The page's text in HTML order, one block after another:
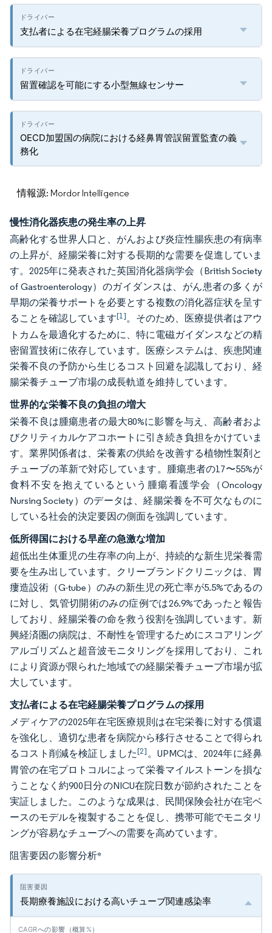
支払者による在宅経腸栄養プログラムの採用
留置確認を可能にする小型無線センサー
OECD加盟国の病院における経鼻胃管誤留置監査の義
務化
情報源: Mordor Intelligence
慢性消化器疾患の発生率の上昇
高齢化する世界人口と、がんおよび炎症性腸疾患の有病率
の上昇が、経腸栄養に対する長期的な需要を促進していま
す。2025年に発表された英国消化器病学会（British Society
of Gastroenterology）のガイダンスは、がん患者の多くが
早期の栄養サポートを必要とする複数の消化器症状を呈す
ることを確認しています[1]。そのため、医療提供者はアウ
トカムを最適化するために、特に電磁ガイダンスなどの精
密留置技術に依存しています。医療システムは、疾患関連
栄養不良の予防から生じるコスト回避を認識しており、経
腸栄養チューブ市場の成長軌道を維持しています。
世界的な栄養不良の負担の増大
栄養不良は腫瘍患者の最大80%に影響を与え、高齢者およ
びクリティカルケアコホートに引き続き負担をかけていま
す。業界関係者は、栄養素の供給を改善する植物性製剤と
チューブの革新で対応しています。腫瘍患者の17〜55%が
食料不安を抱えているという腫瘍看護学会（Oncology
Nursing Society）のデータは、経腸栄養を不可欠なものに
している社会的決定要因の側面を強調しています。
低所得国における早産の急激な増加
超低出生体重児の生存率の向上が、持続的な新生児栄養需
要を生み出しています。クリーブランドクリニックは、胃
瘻造設術（G-tube）のみの新生児の死亡率が5.5%であるの
に対し、気管切開術のみの症例では26.9%であったと報告
しており、経腸栄養の命を救う役割を強調しています。新
興経済圏の病院は、不耐性を管理するためにスコアリング
アルゴリズムと超音波モニタリングを採用しており、これ
により資源が限られた地域での経腸栄養チューブ市場が拡
大しています。
支払者による在宅経腸栄養プログラムの採用
メディケアの2025年在宅医療規則は在宅栄養に対する償還
を強化し、適切な患者を病院から移行させることで得られ
るコスト削減を検証しました[2]。UPMCは、2024年に経鼻
胃管の在宅プロトコルによって栄養マイルストーンを損な
うことなく約900日分のNICU在院日数が節約されたことを
実証しました。このような成果は、民間保険会社が在宅ベ
ースのモデルを複製することを促し、携帯可能でモニタリ
ングが容易なチューブへの需要を高めています。
阻害要因の影響分析*
長期療養施設における高いチューブ関連感染率